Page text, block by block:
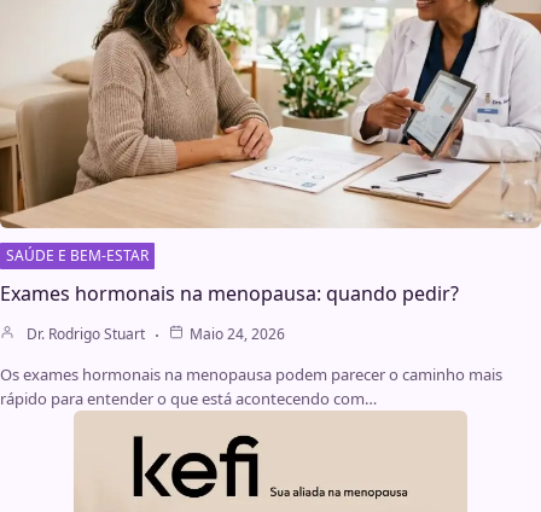
SAÚDE E BEM-ESTAR
Exames hormonais na menopausa: quando pedir?
Dr. Rodrigo Stuart Maio 24, 2026
Os exames hormonais na menopausa podem parecer o caminho mais
rápido para entender o que está acontecendo com…